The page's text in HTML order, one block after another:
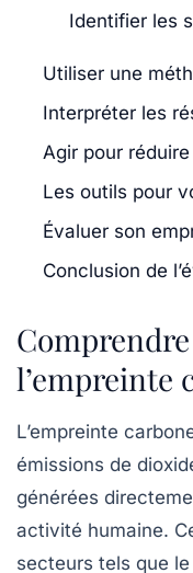
Identifier les
Utiliser une
Interpréter les
Agir pour
Les outils pour
Évaluer son
Conclusion de
Comprendre
l’empreinte
L’empreinte
émissions de
générées
activité humaine.
secteurs tels que le